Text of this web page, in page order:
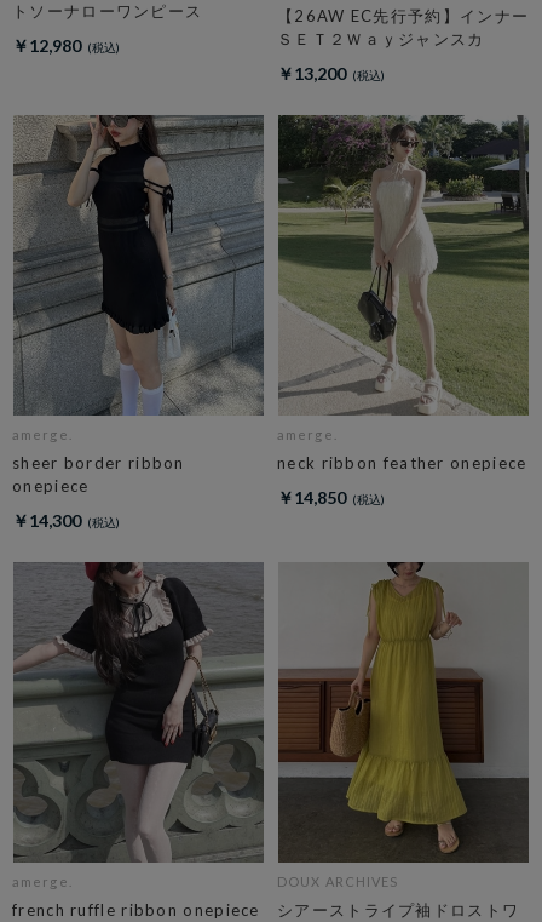
トソーナローワンピース
￥12,980
【26AW EC先行予約】インナー
ＳＥＴ２Ｗａｙジャンスカ
￥13,200
amerge.
sheer border ribbon
onepiece
￥14,300
amerge.
neck ribbon feather onepiece
￥14,850
amerge.
french ruffle ribbon onepiece
DOUX ARCHIVES
シアーストライプ袖ドロストワ